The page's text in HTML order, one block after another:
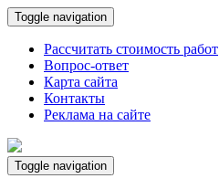
Toggle navigation
Рассчитать стоимость работ
Вопрос-ответ
Карта сайта
Контакты
Реклама на сайте
Toggle navigation